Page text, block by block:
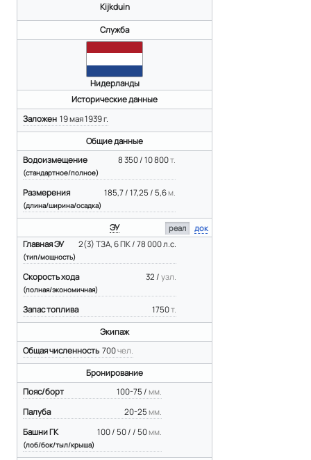
Kijkduin
Служба
Нидерланды
Исторические данные
19 мая 1939 г.
Заложен
Общие данные
8 350 / 10 800т.
Водоизмещение
(стандартное/полное)
185,7 / 17,25 / 5,6 м.
Размерения
(длина/ширина/осадка)
ЭУ реал
док
2(3) ТЗА, 6 ПК / 78 000 л.с.
Главная ЭУ
(тип/мощность)
32 / узл.
Скорость хода
(полная/экономичная)
1750т.
Запас топлива
Экипаж
700чел.
Общая численность
Бронирование
100-75 / мм.
Пояс/борт
20-25 мм.
Палуба
100 / 50 / / 50 мм.
Башни ГК
(лоб/бок/тыл/крыша)